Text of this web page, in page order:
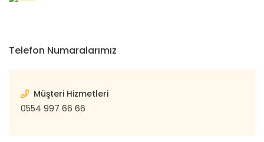
Telefon Numaralarımız
Müşteri Hizmetleri
0554 997 66 66